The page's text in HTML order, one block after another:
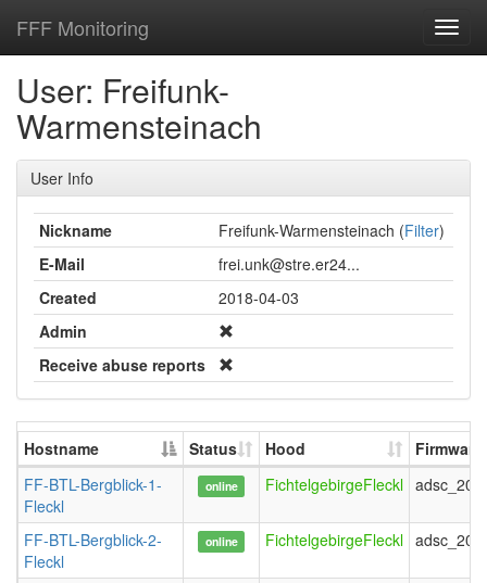
FFF Monitoring
User: Freifunk-
Warmensteinach
User Info
Nickname Freifunk-Warmensteinach (Filter)
E-Mail
frei.unk@stre.er24...
Created
2018-04-03
Admin
Receive abuse reports
Hostname Status Hood
Firmware
FF-BTL-Bergblick-1-
Fleckl
online FichtelgebirgeFleckl
FF-BTL-Bergblick-2-
Fleckl
online FichtelgebirgeFleckl